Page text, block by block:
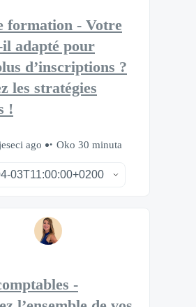
formation - Votre
adapté pour
d’inscriptions ?
les stratégies
!
ago Oko 30 minuta
-